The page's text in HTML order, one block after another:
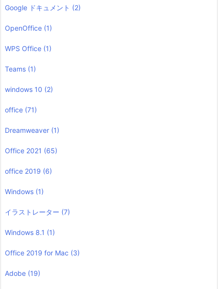
Google ドキュメント (2)
OpenOffice (1)
WPS Office (1)
Teams (1)
windows 10 (2)
office (71)
Dreamweaver (1)
Office 2021 (65)
office 2019 (6)
Windows (1)
イラストレーター (7)
Windows 8.1 (1)
Office 2019 for Mac (3)
Adobe (19)